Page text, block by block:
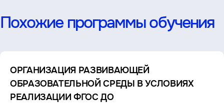
Похожие программы обучения
ОРГАНИЗАЦИЯ РАЗВИВАЮЩЕЙ
ОБРАЗОВАТЕЛЬНОЙ СРЕДЫ В УСЛОВИЯХ
РЕАЛИЗАЦИИ ФГОС ДО